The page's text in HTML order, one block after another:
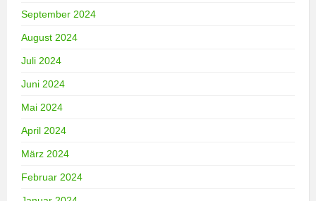
September 2024
August 2024
Juli 2024
Juni 2024
Mai 2024
April 2024
März 2024
Februar 2024